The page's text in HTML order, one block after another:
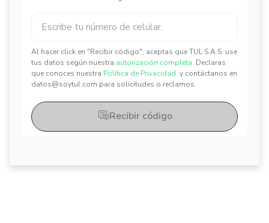
Al hacer click en "Recibir código", aceptas que TUL S.A.S. use
tus datos según nuestra autorización completa. Declaras
que conoces nuestra Política de Privacidad. y contáctanos en
datos@soytul.com para solicitudes o reclamos.
✕
✕
Recibir código